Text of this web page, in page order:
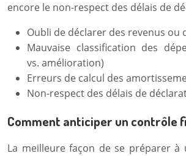
encore le non-respect des délais de
Oubli de déclarer des revenus ou
Mauvaise classification des
vs. amélioration)
Erreurs de calcul des
Non-respect des délais de
Comment anticiper un contrôle
La meilleure façon de se préparer à